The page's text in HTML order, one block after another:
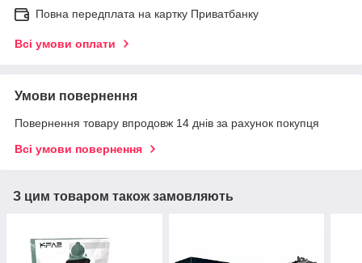
Повна передплата на картку Приватбанку
Всі умови оплати
Умови повернення
Повернення товару впродовж 14 днів за рахунок покупця
Всі умови повернення
З цим товаром також замовляють